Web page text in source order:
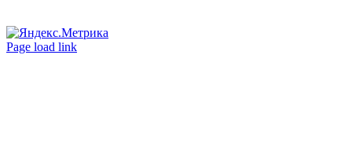
Вконтакте
Одноклассники
Page load link